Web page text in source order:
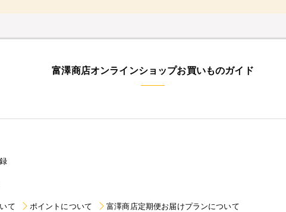
富澤商店オンラインショップお買いものガイド
て ポイントについて
富澤商店定期便お届けプランについて